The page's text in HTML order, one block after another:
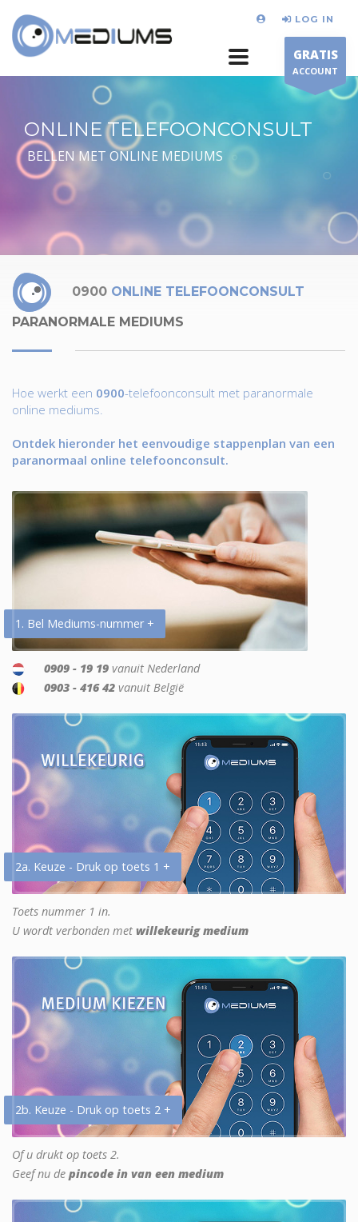
LOG IN
GRATIS
ACCOUNT
ONLINE TELEFOONCONSULT
BELLEN MET ONLINE MEDIUMS
0900 ONLINE TELEFOONCONSULT
PARANORMALE MEDIUMS
Hoe werkt een 0900-telefoonconsult met paranormale
online mediums.
Ontdek hieronder het eenvoudige stappenplan van een
paranormaal online telefoonconsult.
1. Bel Mediums-nummer +
0909 - 19 19 vanuit Nederland
0903 - 416 42 vanuit België
2a. Keuze - Druk op toets 1 +
Toets nummer 1 in.
U wordt verbonden met willekeurig medium
2b. Keuze - Druk op toets 2 +
Of u drukt op toets 2.
Geef nu de pincode in van een medium